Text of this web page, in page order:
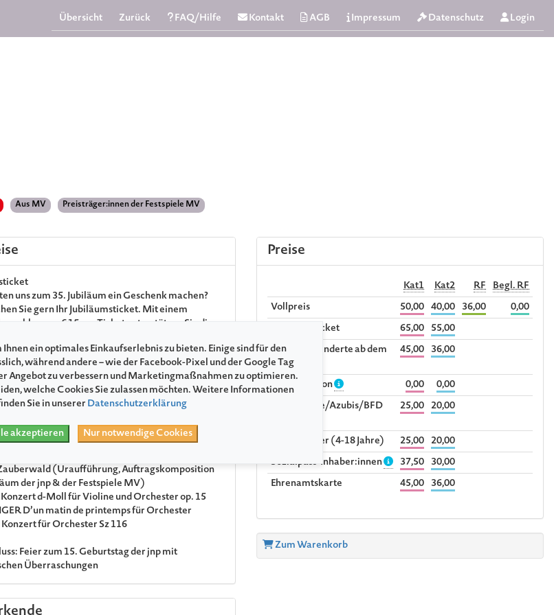
Übersicht Zurück FAQ/Hilfe Kontakt AGB Impressum Datenschutz Login
Aus MV Preisträger:innen der Festspiele MV
uns zum 35. Jubiläum ein Geschenk machen?
Sie gern Ihr Jubiläumsticket. Mit einem
von € 15 pro Ticket unterstützen Sie die
allen Interessierten einen
Zugang zum einzigartigen Erleben von
und nicht ganz klassischer Musik ermöglichen
sagen: Herzlichen Dank!
(Uraufführung, Auftragskomposition
der jnp & der Festspiele MV)
Konzert d-Moll für Violine und Orchester op. 15
D’un matin de printemps für Orchester
Konzert für Orchester Sz 116
Feier zum 15. Geburtstag der jnp mit
Überraschungen
Preise
Kat1 Kat2 RF
Begl. RF
Vollpreis
50,00 40,00 36,00
0,00
Jubiläumsticket
65,00
55,00
Schwerbehinderte ab dem
Grad 70%
45,00 36,00
Begleitperson 0,00
0,00
Studierende/Azubis/BFD
25,00 20,00
Kind/Schüler (4-18 Jahre) 25,00
20,00
Sozialpass-Inhaber:innen
37,50
30,00
Ehrenamtskarte
45,00 36,00
Zum Warenkorb
ein optimales Einkaufserlebnis zu bieten. Einige sind für den
während andere – wie der Facebook-Pixel und der Google Tag
Angebot zu verbessern und Marketingmaßnahmen zu optimieren.
welche Cookies Sie zulassen möchten. Weitere Informationen
Sie in unserer Datenschutzerklärung
akzeptieren Nur notwendige Cookies